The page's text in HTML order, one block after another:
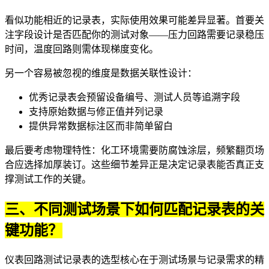
看似功能相近的记录表，实际使用效果可能差异显著。首要关
注字段设计是否匹配你的测试对象——压力回路需要记录稳压
时间，温度回路则需体现梯度变化。
另一个容易被忽视的维度是数据关联性设计：
优秀记录表会预留设备编号、测试人员等追溯字段
支持原始数据与修正值并列记录
提供异常数据标注区而非简单留白
最后要考虑物理特性：化工环境需要防腐蚀涂层，频繁翻页场
合应选择加厚装订。这些细节差异正是决定记录表能否真正支
撑测试工作的关键。
三、不同测试场景下如何匹配记录表的关
键功能？
仪表回路测试记录表的选型核心在于测试场景与记录需求的精